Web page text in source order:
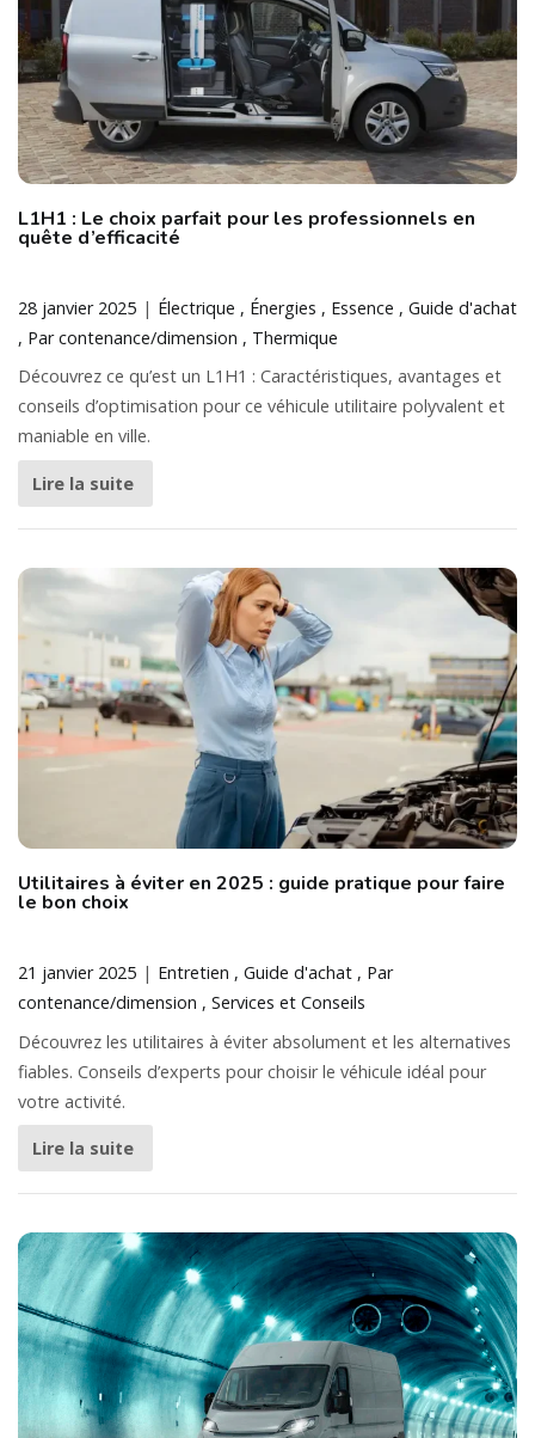
L1H1 : Le choix parfait pour les professionnels en
quête d’efficacité
28 janvier 2025 Électrique Énergies Essence
Guide d'achat
Par contenance/dimension
Thermique
Découvrez ce qu’est un L1H1 : Caractéristiques, avantages et
conseils d’optimisation pour ce véhicule utilitaire polyvalent et
maniable en ville.
Lire la suite
Utilitaires à éviter en 2025 : guide pratique pour faire
le bon choix
21 janvier 2025 Entretien Guide d'achat
Par
contenance/dimension
Services et Conseils
Découvrez les utilitaires à éviter absolument et les alternatives
fiables. Conseils d’experts pour choisir le véhicule idéal pour
votre activité.
Lire la suite